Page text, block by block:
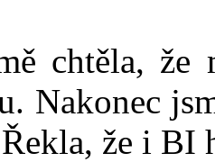
chtěla, že
Nakonec
že i BI